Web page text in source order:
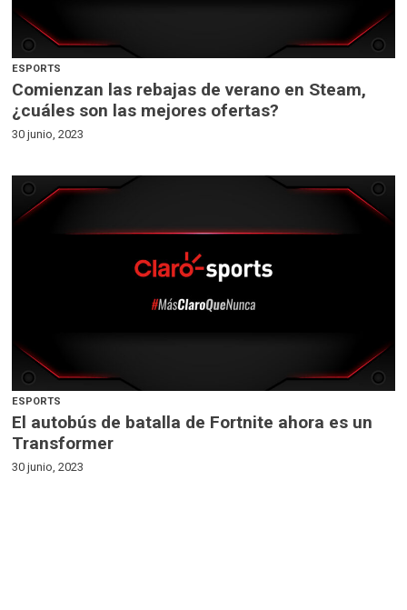
ESPORTS
Comienzan las rebajas de verano en Steam,
¿cuáles son las mejores ofertas?
30 junio, 2023
ESPORTS
El autobús de batalla de Fortnite ahora es un
Transformer
30 junio, 2023